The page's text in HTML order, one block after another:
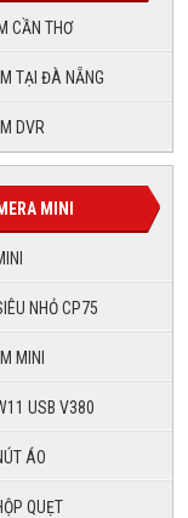
CẦN THƠ
TẠI ĐÀ NẴNG
DVR
MINI
NHỎ CP75
MINI
USB V380
ÁO
QUẸT